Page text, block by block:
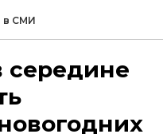
в СМИ
середине